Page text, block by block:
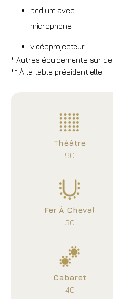
podium avec
microphone
vidéoprojecteur
* Autres équipements sur
** À la table présidentielle
Théâtre
90
Fer À Cheval
30
Cabaret
40